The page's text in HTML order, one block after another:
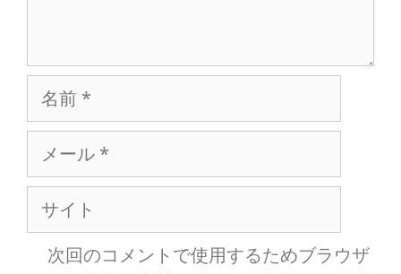
次回のコメントで使用するためブラウザ